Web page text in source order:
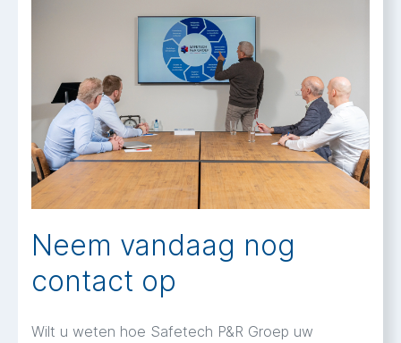
Neem vandaag nog
contact op
Wilt u weten hoe Safetech P&R Groep uw